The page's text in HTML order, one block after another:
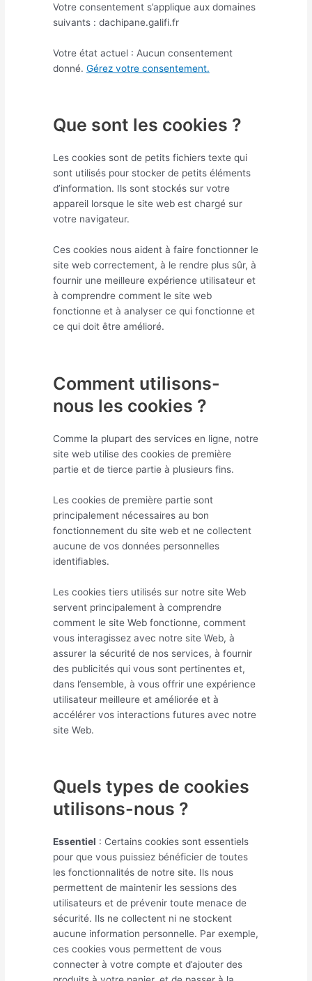
Votre consentement s’applique aux domaines
suivants : dachipane.galifi.fr
Votre état actuel : Aucun consentement
donné. Gérez votre consentement.
Que sont les cookies ?
Les cookies sont de petits fichiers texte qui
sont utilisés pour stocker de petits éléments
d’information. Ils sont stockés sur votre
appareil lorsque le site web est chargé sur
votre navigateur.
Ces cookies nous aident à faire fonctionner le
site web correctement, à le rendre plus sûr, à
fournir une meilleure expérience utilisateur et
à comprendre comment le site web
fonctionne et à analyser ce qui fonctionne et
ce qui doit être amélioré.
Comment utilisons-
nous les cookies ?
Comme la plupart des services en ligne, notre
site web utilise des cookies de première
partie et de tierce partie à plusieurs fins.
Les cookies de première partie sont
principalement nécessaires au bon
fonctionnement du site web et ne collectent
aucune de vos données personnelles
identifiables.
Les cookies tiers utilisés sur notre site Web
servent principalement à comprendre
comment le site Web fonctionne, comment
vous interagissez avec notre site Web, à
assurer la sécurité de nos services, à fournir
des publicités qui vous sont pertinentes et,
dans l’ensemble, à vous offrir une expérience
utilisateur meilleure et améliorée et à
accélérer vos interactions futures avec notre
site Web.
Quels types de cookies
utilisons-nous ?
Essentiel : Certains cookies sont essentiels
pour que vous puissiez bénéficier de toutes
les fonctionnalités de notre site. Ils nous
permettent de maintenir les sessions des
utilisateurs et de prévenir toute menace de
sécurité. Ils ne collectent ni ne stockent
aucune information personnelle. Par exemple,
ces cookies vous permettent de vous
connecter à votre compte et d’ajouter des